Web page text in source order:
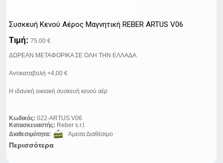
Συσκευή Κενού Αέρος Μαγνητική REBER ARTUS V06
Τιμή: 75.00 €
ΔΩΡΕΑΝ ΜΕΤΑΦΟΡΙΚΑ ΣΕ ΟΛΗ ΤΗΝ ΕΛΛΑΔΑ.
Αντικαταβολή +4,00 €
Η ιδανική οικιακή συσκευή κενού αέρ
Κωδικός: 022-ARTUS.V06
Κατασκευαστής: Reber s.r.l.
Διαθεσιμότητα:
Άμεσα Διαθέσιμο
Περισσότερα